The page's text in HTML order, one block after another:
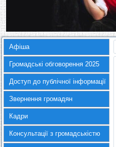
Афіша
Громадські обговорення 2025
Доступ до публічної інформації
Звернення громадян
Кадри
Консультації з громадськістю